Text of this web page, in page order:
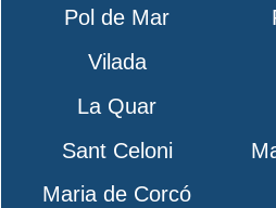
Pol de Mar
Vilada
La Quar
Sant Celoni
Maria de Corcó